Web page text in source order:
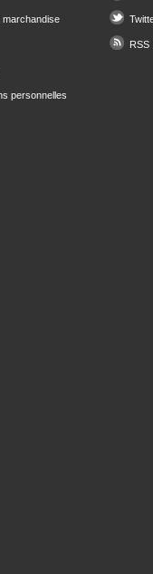
marchandise
personnelles
RSS